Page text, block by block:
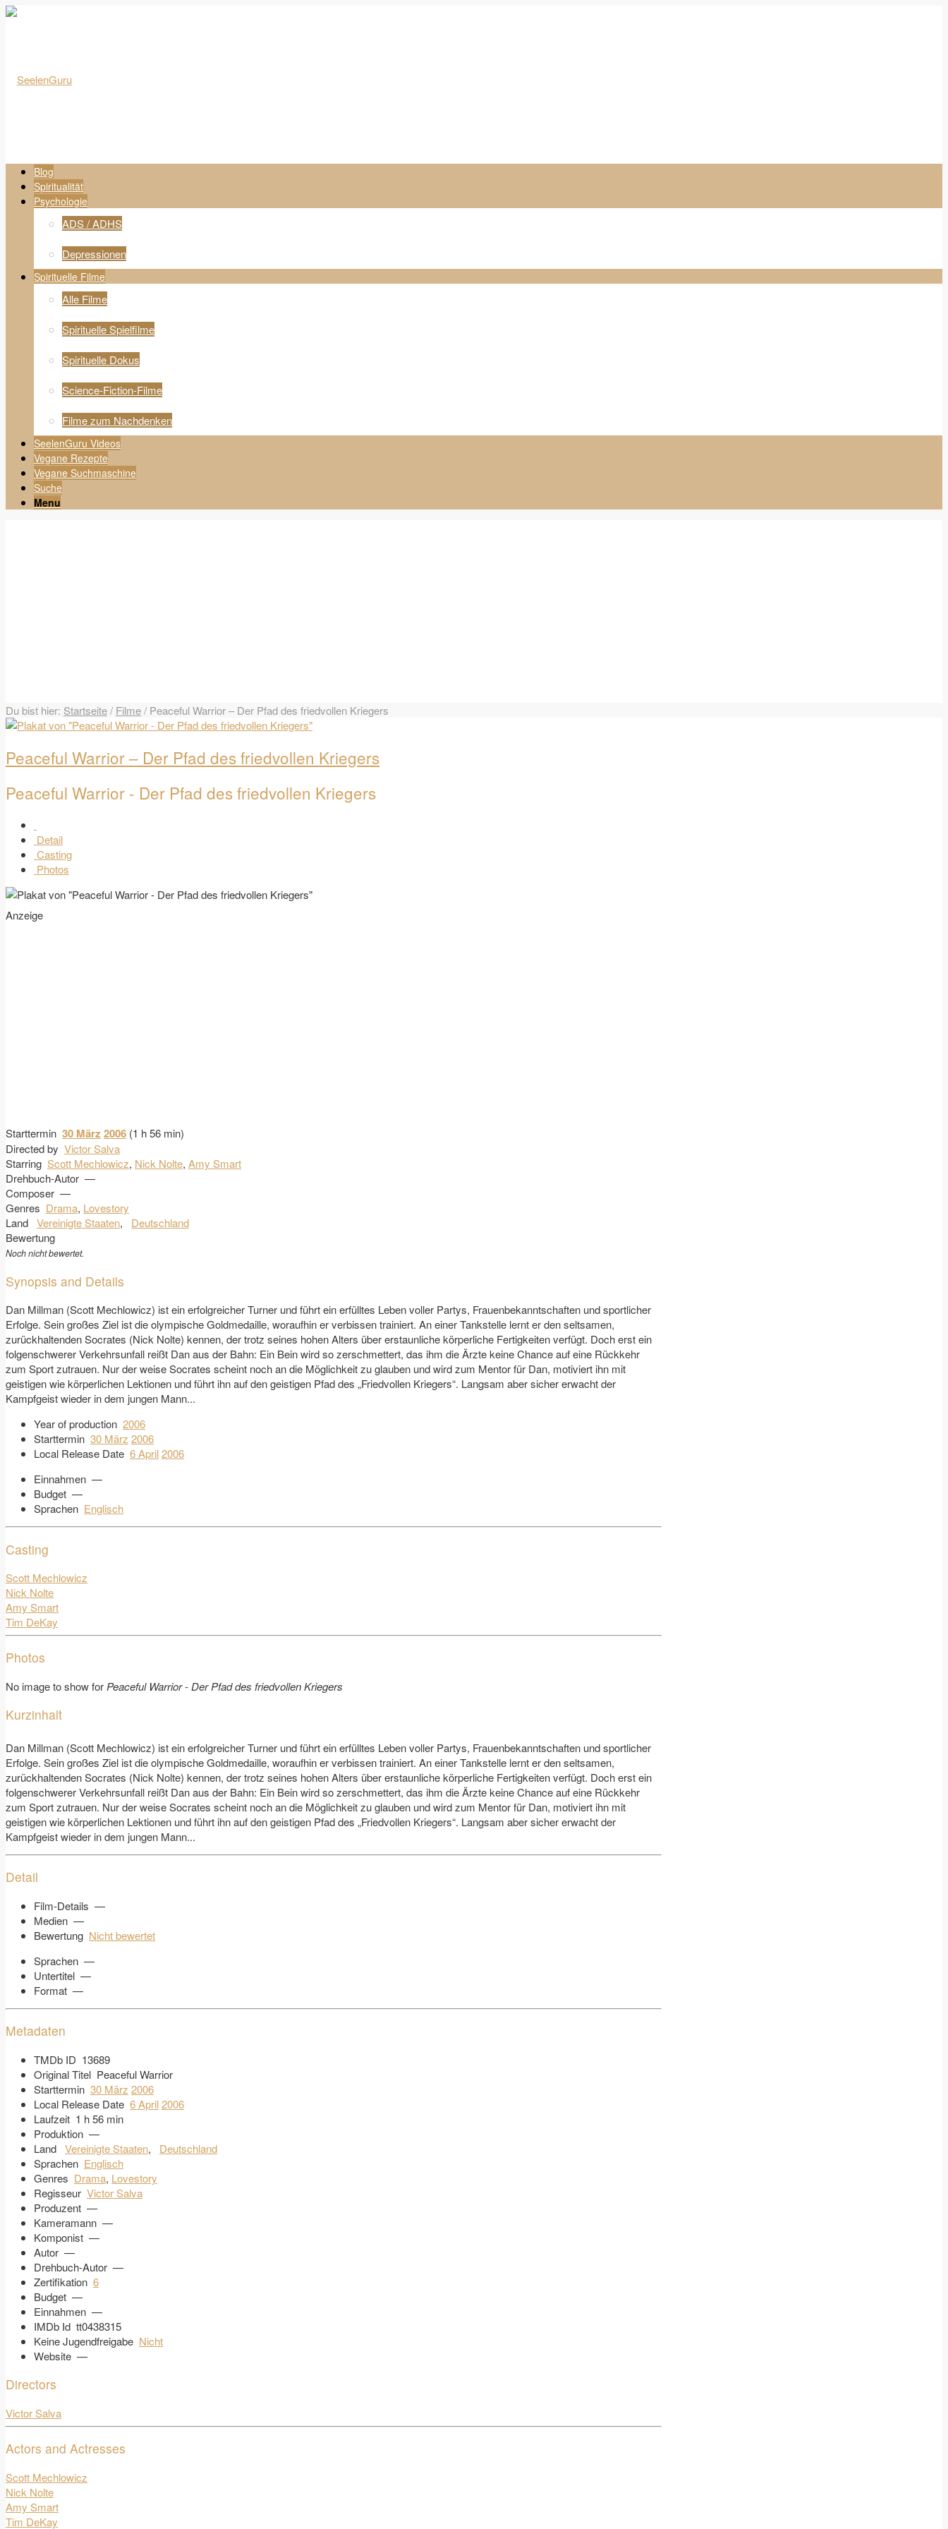
Blog
Spiritualität
Psychologie
ADS / ADHS
Depressionen
Spirituelle Filme
Alle Filme
Spirituelle Spielfilme
Spirituelle Dokus
Science-Fiction-Filme
Filme zum Nachdenken
SeelenGuru Videos
Vegane Rezepte
Vegane Suchmaschine
Suche
Menu
Du bist hier: Startseite/ Filme/ Peaceful Warrior – Der Pfad des friedvollen Kriegers
Peaceful Warrior – Der Pfad des friedvollen Kriegers
Peaceful Warrior - Der Pfad des friedvollen Kriegers
Detail
Casting
Photos
Anzeige
Starttermin 30 März 2006 (1 h 56 min)
Directed by Victor Salva
Starring Scott Mechlowicz, Nick Nolte, Amy Smart
Drehbuch-Autor —
Composer —
Genres Drama, Lovestory
Land Vereinigte Staaten,
Deutschland
Bewertung
Noch nicht bewertet.
Synopsis and Details
Dan Millman (Scott Mechlowicz) ist ein erfolgreicher Turner und führt ein erfülltes Leben voller Partys, Frauenbekanntschaften und sportlicher
Erfolge. Sein großes Ziel ist die olympische Goldmedaille, woraufhin er verbissen trainiert. An einer Tankstelle lernt er den seltsamen,
zurückhaltenden Socrates (Nick Nolte) kennen, der trotz seines hohen Alters über erstaunliche körperliche Fertigkeiten verfügt. Doch erst ein
folgenschwerer Verkehrsunfall reißt Dan aus der Bahn: Ein Bein wird so zerschmettert, das ihm die Ärzte keine Chance auf eine Rückkehr
zum Sport zutrauen. Nur der weise Socrates scheint noch an die Möglichkeit zu glauben und wird zum Mentor für Dan, motiviert ihn mit
geistigen wie körperlichen Lektionen und führt ihn auf den geistigen Pfad des „Friedvollen Kriegers“. Langsam aber sicher erwacht der
Kampfgeist wieder in dem jungen Mann...
Year of production 2006
Starttermin 30 März 2006
Local Release Date 6 April2006
Einnahmen —
Budget —
Sprachen Englisch
Casting
Scott Mechlowicz
Nick Nolte
Amy Smart
Tim DeKay
Photos
No image to show for Peaceful Warrior - Der Pfad des friedvollen Kriegers
Kurzinhalt
Dan Millman (Scott Mechlowicz) ist ein erfolgreicher Turner und führt ein erfülltes Leben voller Partys, Frauenbekanntschaften und sportlicher
Erfolge. Sein großes Ziel ist die olympische Goldmedaille, woraufhin er verbissen trainiert. An einer Tankstelle lernt er den seltsamen,
zurückhaltenden Socrates (Nick Nolte) kennen, der trotz seines hohen Alters über erstaunliche körperliche Fertigkeiten verfügt. Doch erst ein
folgenschwerer Verkehrsunfall reißt Dan aus der Bahn: Ein Bein wird so zerschmettert, das ihm die Ärzte keine Chance auf eine Rückkehr
zum Sport zutrauen. Nur der weise Socrates scheint noch an die Möglichkeit zu glauben und wird zum Mentor für Dan, motiviert ihn mit
geistigen wie körperlichen Lektionen und führt ihn auf den geistigen Pfad des „Friedvollen Kriegers“. Langsam aber sicher erwacht der
Kampfgeist wieder in dem jungen Mann...
Detail
Film-Details —
Medien —
Bewertung Nicht bewertet
Sprachen —
Untertitel —
Format —
Metadaten
TMDb ID 13689
Original Titel Peaceful Warrior
Starttermin 30 März 2006
Local Release Date 6 April2006
Laufzeit 1 h 56 min
Produktion —
Land Vereinigte Staaten,
Deutschland
Sprachen Englisch
Genres Drama, Lovestory
Regisseur Victor Salva
Produzent —
Kameramann —
Komponist —
Autor —
Drehbuch-Autor —
Zertifikation 6
Budget —
Einnahmen —
IMDb Id tt0438315
Keine Jugendfreigabe Nicht
Website —
Directors
Victor Salva
Actors and Actresses
Scott Mechlowicz
Nick Nolte
Amy Smart
Tim DeKay